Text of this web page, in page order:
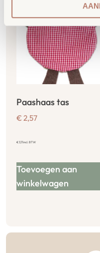
Paashaas tas
€ 2,57
€3,11incl. BTW
Toevoegen aan
winkelwagen